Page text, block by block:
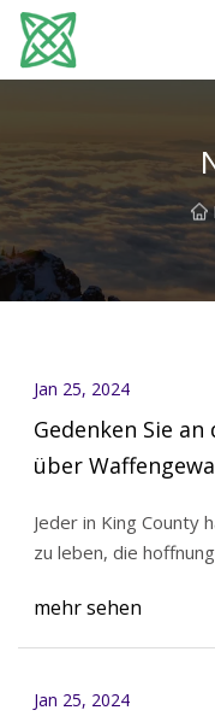
Jan 25, 2024
Gedenken Sie
über
Jeder in King County
zu leben, die
mehr sehen
Jan 25, 2024